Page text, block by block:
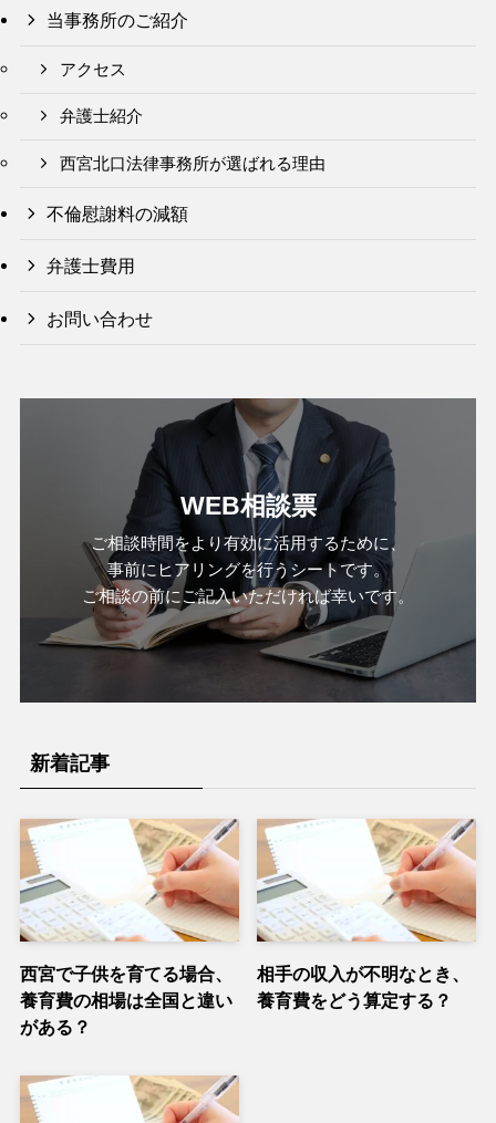
当事務所のご紹介
アクセス
弁護士紹介
西宮北口法律事務所が選ばれる理由
不倫慰謝料の減額
弁護士費用
お問い合わせ
WEB相談票
ご相談時間をより有効に活用するために、
事前にヒアリングを行うシートです。
ご相談の前にご記入いただければ幸いです。
新着記事
西宮で子供を育てる場合、
養育費の相場は全国と違い
がある？
相手の収入が不明なとき、
養育費をどう算定する？